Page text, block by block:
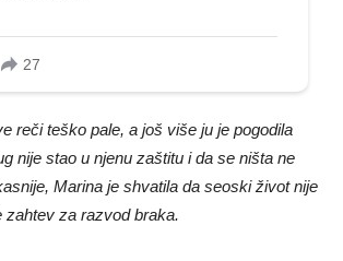
reči teško pale, a još više ju je pogodila
nije stao u njenu zaštitu i da se ništa ne
Marina je shvatila da seoski život nije
zahtev za razvod braka.